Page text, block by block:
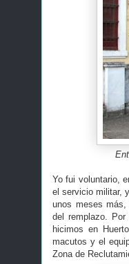
Yo fui voluntario,
el servicio militar,
unos meses
del remplazo.
hicimos en
macutos y el
Zona de